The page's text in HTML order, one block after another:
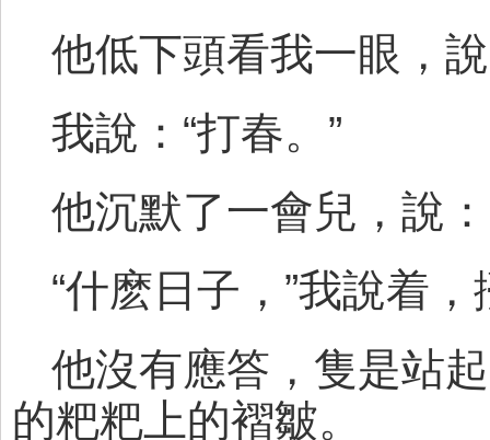
他低下頭看我一眼，
我說：“打春。”
他沉默了一會兒，說
“什麽日子，”我說着
他沒有應答，隻是站
的粑粑上的褶皺。